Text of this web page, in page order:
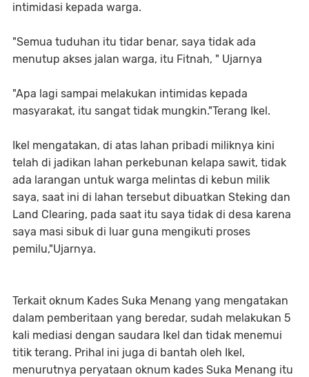
intimidasi kepada warga.
"Semua tuduhan itu tidar benar, saya tidak ada
menutup akses jalan warga, itu Fitnah, " Ujarnya
"Apa lagi sampai melakukan intimidas kepada
masyarakat, itu sangat tidak mungkin."Terang Ikel.
Ikel mengatakan, di atas lahan pribadi miliknya kini
telah di jadikan lahan perkebunan kelapa sawit, tidak
ada larangan untuk warga melintas di kebun milik
saya, saat ini di lahan tersebut dibuatkan Steking dan
Land Clearing, pada saat itu saya tidak di desa karena
saya masi sibuk di luar guna mengikuti proses
pemilu,"Ujarnya.
Terkait oknum Kades Suka Menang yang mengatakan
dalam pemberitaan yang beredar, sudah melakukan 5
kali mediasi dengan saudara Ikel dan tidak menemui
titik terang. Prihal ini juga di bantah oleh Ikel,
menurutnya peryataan oknum kades Suka Menang itu